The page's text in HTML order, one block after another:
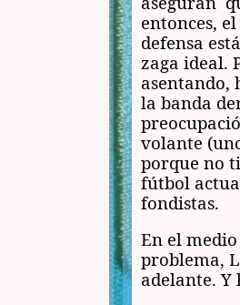
entonces,
defensa
zaga ideal.
asentando,
la banda
volante
porque no
fútbol
fondistas.
En el
problema,
adelante. Y